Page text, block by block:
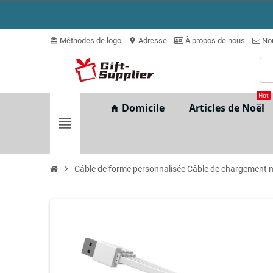
card_giftcard Méthodes de logo location_on Adresse À propos de nous
view_headline
home Domicile Articles de Noël
Hot
chevron_right Câble de forme personnalisée Câble de chargement